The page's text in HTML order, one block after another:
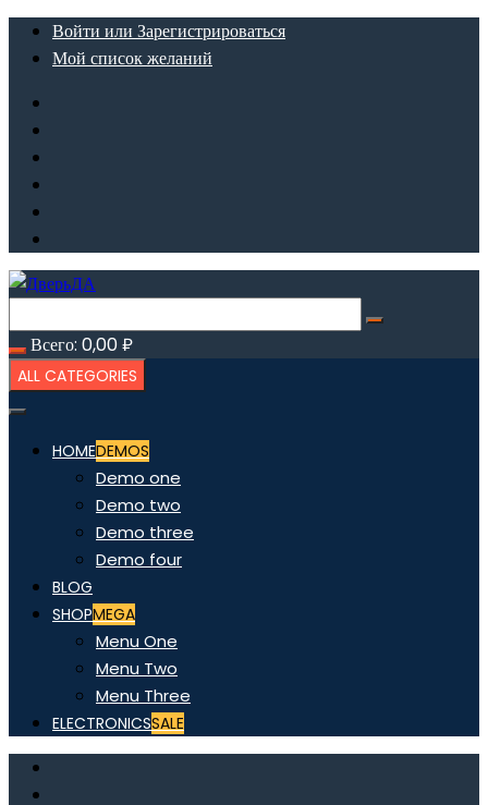
ПерейтиВойти или Зарегистрироваться
Мой список желаний
Всего: 0,00₽
ALL CATEGORIES
HOMEDEMOS
Demo one
Demo two
Demo three
Demo four
BLOG
SHOPMEGA
Menu One
Menu Two
Menu Three
ELECTRONICSSALE